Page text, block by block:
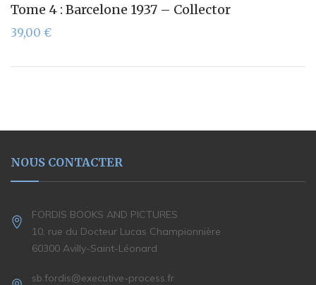
Tome 4 : Barcelone 1937 – Collector
39,00 €
NOUS CONTACTER
FORDIS BOOKS AND PICTURES
10, rue du Docteur Lucas Championnière
60300 Avilly-Saint-Léonard
sb.fordis@executive-process.fr